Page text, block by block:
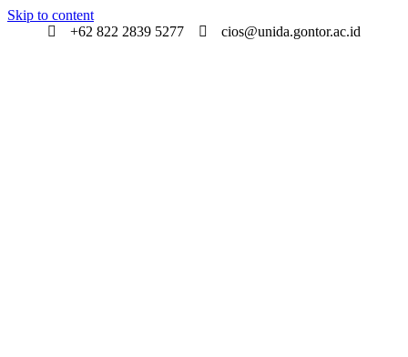
Skip to content
+62 822 2839 5277
cios@unida.gontor.ac.id